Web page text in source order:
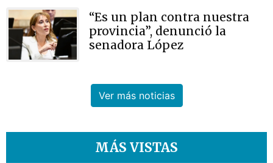
“Es un plan contra nuestra
provincia”, denunció la
senadora López
Ver más noticias
MÁS VISTAS